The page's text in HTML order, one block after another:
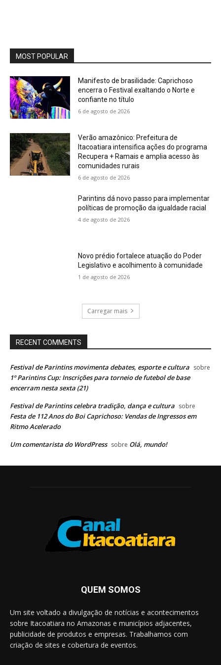
MOST POPULAR
Manifesto de brasilidade: Caprichoso
encerra o Festival exaltando o Norte e
confiante no título
6 de agosto de 2026
Verão amazônico: Prefeitura de
Itacoatiara intensifica ações do programa
Recupera + Ramais e amplia acesso às
comunidades rurais
6 de agosto de 2026
Parintins dá novo passo para implementar
políticas de promoção da igualdade racial
4 de agosto de 2026
Novo prédio fortalece atuação do Poder
Legislativo e acolhimento à comunidade
1 de agosto de 2026
Carregar mais
RECENT COMMENTS
Festival de Parintins movimenta debates, esporte e cultura sobre
1º Parintins Cup: Inscrições para torneio de futebol de base
encerram nesta sexta (21)
Festival de Parintins celebra tradição, dança e cultura sobre
Festa de 112 Anos do Boi Caprichoso: Vendas de Ingressos em
Ritmo Acelerado
Um comentarista do WordPress sobre Olá, mundo!
QUEM SOMOS
Um site voltado a divulgação de notícias e acontecimentos
sobre Itacoatiara no Amazonas e municípios adjacentes,
publicidade de produtos e empresas. Trabalhamos com
criação de sites e cobertura de eventos.